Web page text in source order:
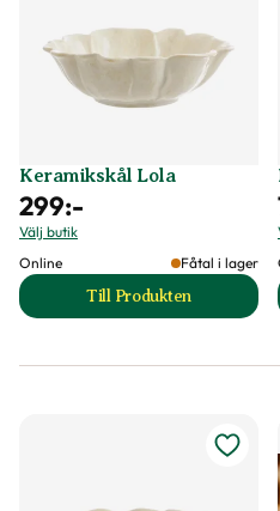
Keramikskål Lola
299:-
Välj butik
Online
Fåtal i lager
Till Produkten
till Keramikskål